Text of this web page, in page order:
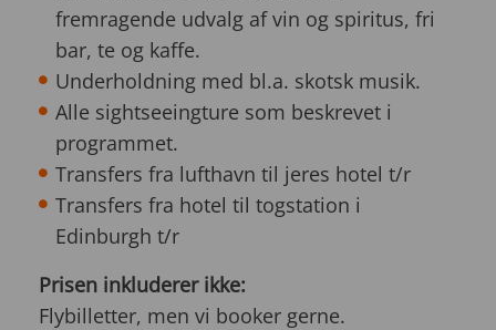
fremragende udvalg af vin og spiritus, fri
bar, te og kaffe.
Underholdning med bl.a. skotsk musik.
Alle sightseeingture som beskrevet i
programmet.
Transfers fra lufthavn til jeres hotel t/r
Transfers fra hotel til togstation i
Edinburgh t/r
Prisen inkluderer ikke:
Flybilletter, men vi booker gerne.